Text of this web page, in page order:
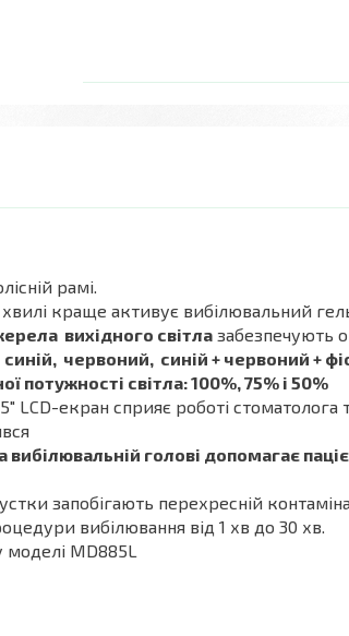
рамі.
краще активує вибілювальний
вихідного світла забезпечують
синій, червоний, синій + червоний +
потужності світла: 100%, 75% і 50%
LCD-екран сприяє роботі стоматолога
голові допомагає
запобігають перехресній
вибілювання від 1 хв до 30 хв.
MD885L